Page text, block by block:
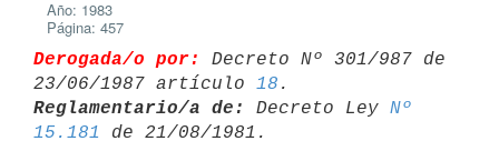
Año: 1983
Página: 457
Derogada/o por:
Decreto Nº 301/987 de
23/06/1987 artículo 18
Reglamentario/a de:
Decreto Ley Nº
15.181